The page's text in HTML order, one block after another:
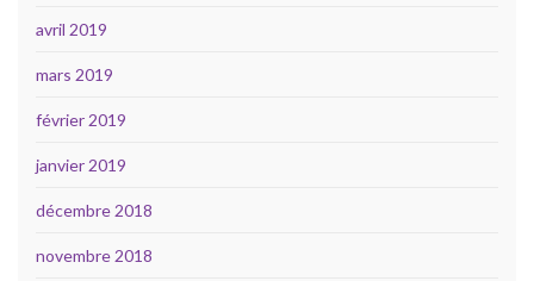
avril 2019
mars 2019
février 2019
janvier 2019
décembre 2018
novembre 2018